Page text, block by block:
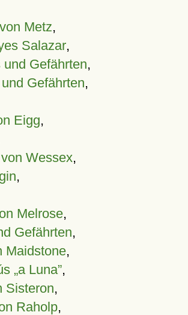
Metz,
Salazar,
Gefährten,
Gefährten,
Eigg,
Wessex,
,
Melrose,
Gefährten,
Maidstone,
„a Luna”,
Sisteron,
Raholp,